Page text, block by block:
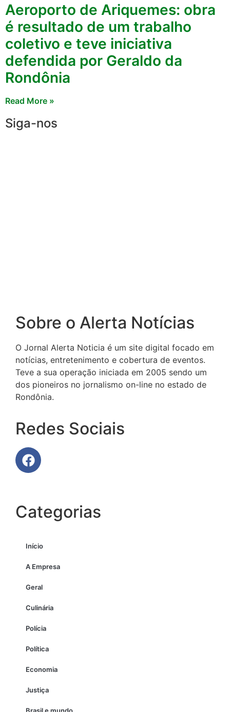
Aeroporto de Ariquemes: obra
é resultado de um trabalho
coletivo e teve iniciativa
defendida por Geraldo da
Rondônia
Read More »
Siga-nos
Sobre o Alerta Notícias
O Jornal Alerta Noticia é um site digital focado em
notícias, entretenimento e cobertura de eventos.
Teve a sua operação iniciada em 2005 sendo um
dos pioneiros no jornalismo on-line no estado de
Rondônia.
Redes Sociais
Categorias
Início
A Empresa
Geral
Culinária
Polícia
Política
Economia
Justiça